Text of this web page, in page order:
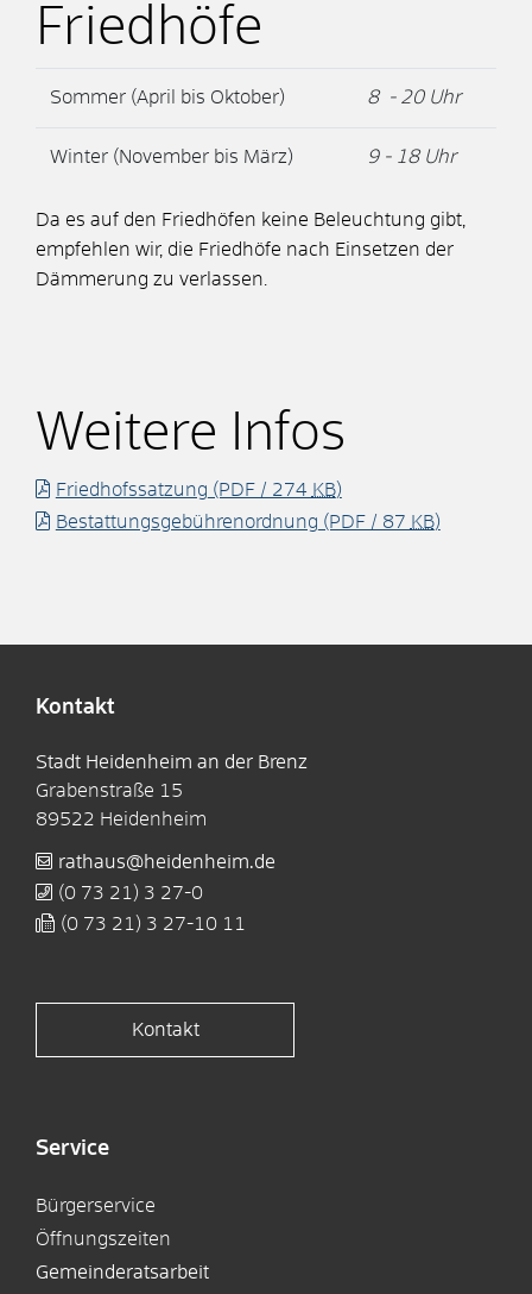
Friedhöfe
Sommer (April bis Oktober) 8 - 20 Uhr
Winter (November bis März) 9 - 18 Uhr
Da es auf den Friedhöfen keine Beleuchtung gibt,
empfehlen wir, die Friedhöfe nach Einsetzen der
Dämmerung zu verlassen.
Weitere Infos
Friedhofssatzung (PDF / 274 KB)
Bestattungsgebührenordnung (PDF / 87 KB)
Kontakt
Stadt Heidenheim an der Brenz
Grabenstraße 15
89522 Heidenheim
rathaus@heidenheim.de
(0 73 21) 3 27-0
(0 73 21) 3 27-10 11
Kontakt
Service
Bürgerservice
Öffnungszeiten
Gemeinderatsarbeit